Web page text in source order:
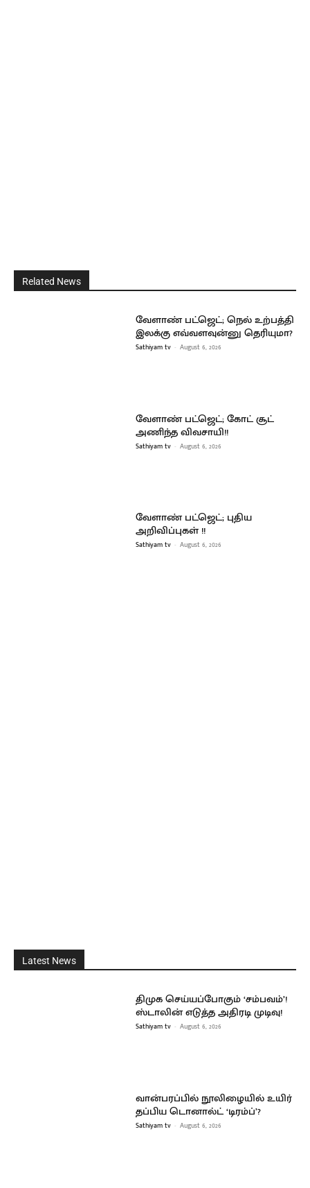
Related News
வேளாண் பட்ஜெட்; நெல் உற்பத்தி
இலக்கு எவ்வளவுன்னு தெரியுமா?
Sathiyam tv - August 6, 2026
வேளாண் பட்ஜெட்; கோட் சூட்
அணிந்த விவசாயி!!
Sathiyam tv - August 6, 2026
வேளாண் பட்ஜெட்; புதிய
அறிவிப்புகள் !!
Sathiyam tv - August 6, 2026
Latest News
திமுக செய்யப்போகும் ‘சம்பவம்’!
ஸ்டாலின் எடுத்த அதிரடி முடிவு!
Sathiyam tv - August 6, 2026
வான்பரப்பில் நூலிழையில் உயிர்
தப்பிய டொனால்ட் ‘டிரம்ப்’?
Sathiyam tv - August 6, 2026